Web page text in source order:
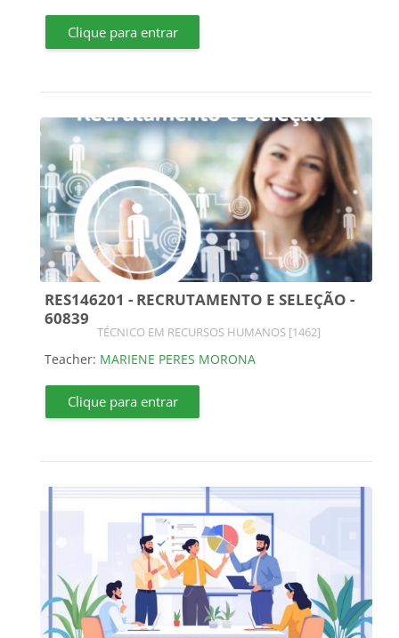
Clique para entrar
RES146201 - RECRUTAMENTO E SELEÇÃO -
60839
Course category
TÉCNICO EM RECURSOS HUMANOS [1462]
Teacher: MARIENE PERES MORONA
Clique para entrar